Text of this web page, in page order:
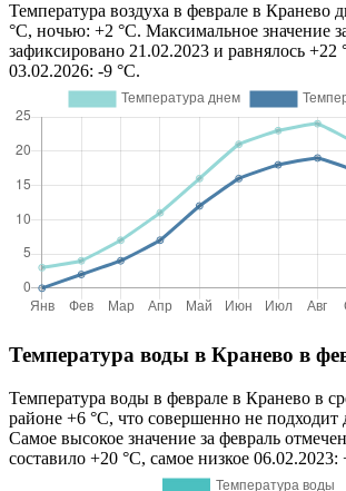
Температура воздуха в феврале в Кранево
°C, ночью: +2 °C. Максимальное значение
зафиксировано 21.02.2023 и равнялось
03.02.2026: -9 °C.
Температура воды в Кранево в
Температура воды в феврале в Кранево в
районе +6 °C, что совершенно не подходит
Самое высокое значение за февраль
составило +20 °C, самое низкое 06.02.2023: